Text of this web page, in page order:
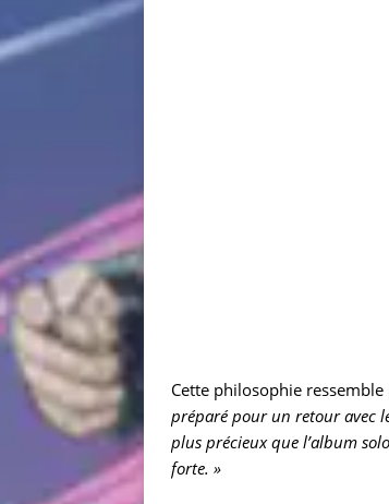
Cette philosophie
préparé pour un retour avec
plus précieux que l’album
forte. »